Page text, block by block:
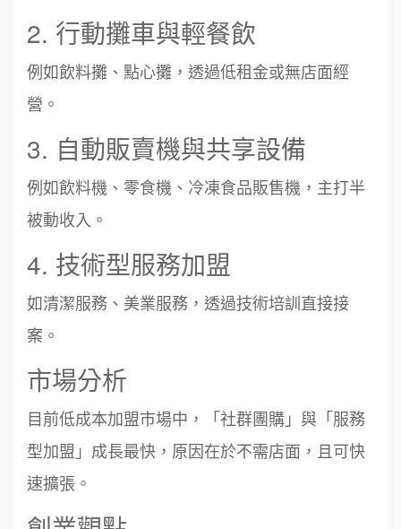
2. 行動攤車與輕餐飲
例如飲料攤、點心攤，透過低租金或無店面經
營。
3. 自動販賣機與共享設備
例如飲料機、零食機、冷凍食品販售機，主打半
被動收入。
4. 技術型服務加盟
如清潔服務、美業服務，透過技術培訓直接接
案。
市場分析
目前低成本加盟市場中，「社群團購」與「服務
型加盟」成長最快，原因在於不需店面，且可快
速擴張。